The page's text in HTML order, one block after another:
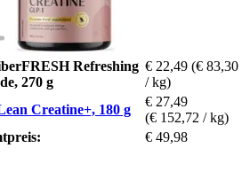
Refreshing
270 g
€ 22,49 (€ 83,30
/ kg)
Creatine+, 180 g
€ 27,49
(€ 152,72 / kg)
€ 49,98